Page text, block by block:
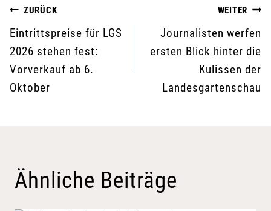
Beitragsnavigation
ZURÜCK
Eintrittspreise für LGS
2026 stehen fest:
Vorverkauf ab 6.
Oktober
WEITER
Journalisten werfen
ersten Blick hinter die
Kulissen der
Landesgartenschau
Ähnliche Beiträge